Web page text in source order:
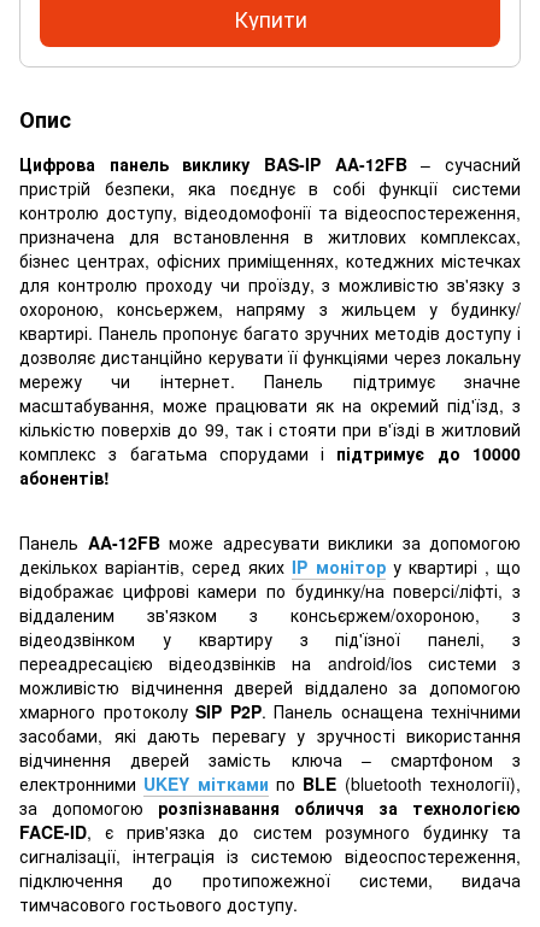
Купити
Опис
Цифрова панель виклику BAS-IP AA-12FB– сучасний
пристрій безпеки, яка поєднує в собі функції системи
контролю доступу, відеодомофонії та відеоспостереження,
призначена для встановлення в житлових комплексах,
бізнес центрах, офісних приміщеннях, котеджних містечках
для контролю проходу чи проїзду, з можливістю зв'язку з
охороною, консьержем, напряму з жильцем у будинку/
квартирі. Панель пропонує багато зручних методів доступу і
дозволяє дистанційно керувати її функціями через локальну
мережу чи інтернет. Панель підтримує значне
масштабування, може працювати як на окремий під'їзд, з
кількістю поверхів до 99, так і стояти при в'їзді в житловий
комплекс з багатьма спорудами і підтримує до 10000
абонентів!
Панель AA-12FBможе адресувати виклики за допомогою
декількох варіантів, серед якихIP монітору квартирі , що
відображає цифрові камери по будинку/на поверсі/ліфті, з
віддаленим зв'язком з консьєржем/охороною, з
відеодзвінком у квартиру з під'їзної панелі, з
переадресацією відеодзвінків на android/ios системи з
можливістю відчинення дверей віддалено за допомогою
хмарного протоколу SIP P2P. Панель оснащена технічними
засобами, які дають перевагу у зручності використання
відчинення дверей замість ключа – смартфоном з
електронними UKEY мітками по BLE (bluetooth технології),
за допомогою розпізнавання обличчя за технологією
FACE-ID, є прив'язка до систем розумного будинку та
сигналізації, інтеграція із системою відеоспостереження,
підключення до протипожежної системи, видача
тимчасового гостьового доступу.